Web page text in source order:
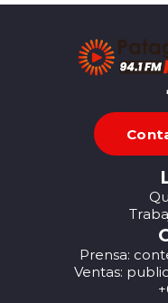
Prensa:
Ventas: